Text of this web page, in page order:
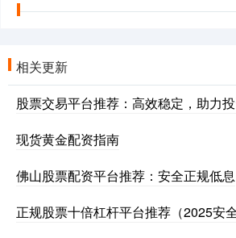
相关更新
股票交易平台推荐：高效稳定，助力
现货黄金配资指南
佛山股票配资平台推荐：安全正规低息
正规股票十倍杠杆平台推荐（2025安全